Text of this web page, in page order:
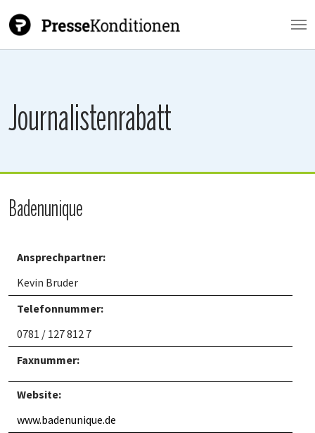
Journalistenrabatt
Badenunique
Ansprechpartner:
Kevin Bruder
Telefonnummer:
0781 / 127 812 7
Faxnummer:
Website:
www.badenunique.de